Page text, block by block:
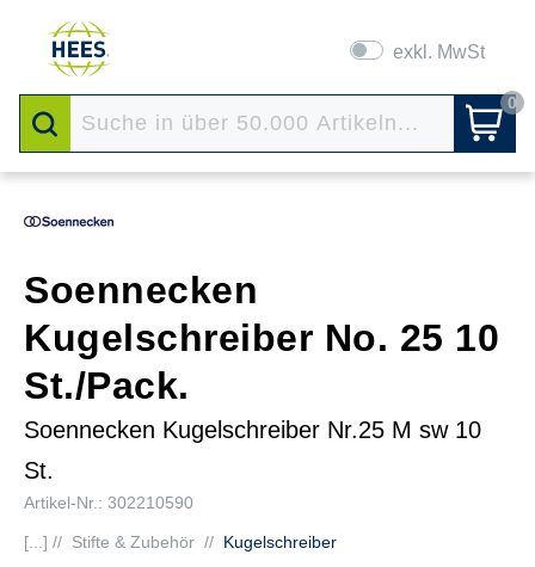
exkl. MwSt
0
Soennecken
Kugelschreiber No. 25 10
St./Pack.
Soennecken Kugelschreiber Nr.25 M sw 10
St.
Artikel-Nr.: 302210590
[...] // Stifte & Zubehör // Kugelschreiber